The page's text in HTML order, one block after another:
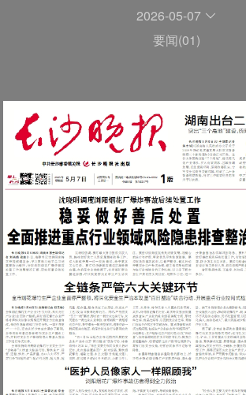
2026-05-07
要闻(01)